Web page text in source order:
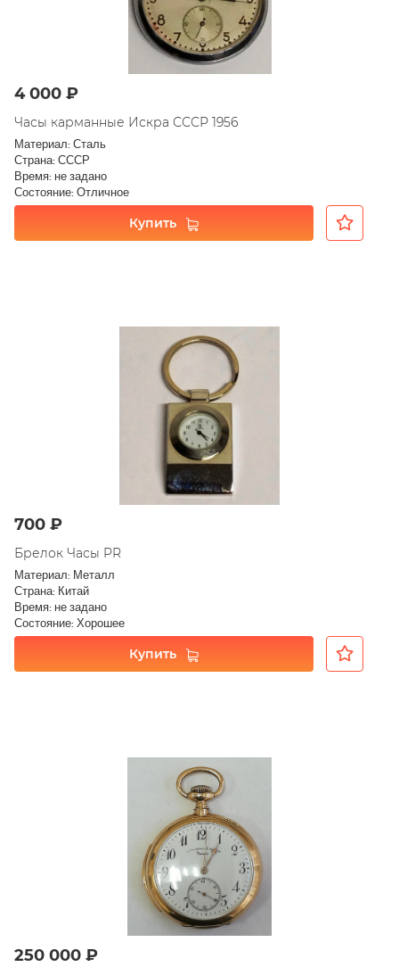
4 000 ₽
Часы карманные Искра СССР 1956
Материал: Сталь
Страна: СССР
Время: не задано
Состояние: Отличное
Купить
700 ₽
Брелок Часы PR
Материал: Металл
Страна: Китай
Время: не задано
Состояние: Хорошее
Купить
250 000 ₽